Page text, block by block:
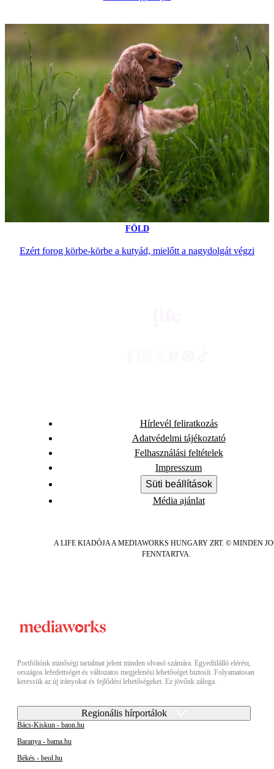
FÖLD
Ezért forog körbe-körbe a kutyád, mielőtt a nagydolgát végzi
Hírlevél feliratkozás
Adatvédelmi tájékoztató
Felhasználási feltételek
Impresszum
Süti beállítások
Média ajánlat
A LIFE KIADÓJA A MEDIAWORKS HUNGARY ZRT. © MINDEN
FENNTARTVA.
Portfóliónk minőségi tartalmat jelent minden olvasó számára. Egyedülálló elérést,
országos lefedettséget és változatos megjelenési lehetőséget biztosít. Folyamatosan
keressük az új irányokat és fejlődési lehetőségeket. Ez jövőnk záloga.
Regionális hírportálok
Bács-Kiskun - baon.hu
Baranya - bama.hu
Békés - beol.hu